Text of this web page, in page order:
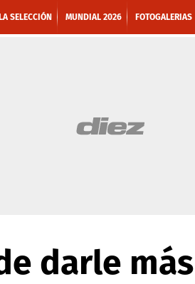
LA SELECCIÓN MUNDIAL 2026 FOTOGALERIAS
darle